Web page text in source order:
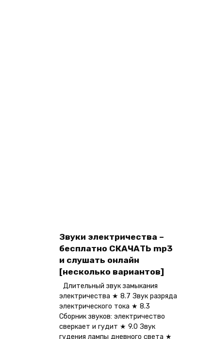
Звуки электричества –
бесплатно СКАЧАТЬ mp3
и слушать онлайн
[несколько вариантов]
Длительный звук замыкания
электричества ★ 8.7 Звук разряда
электрического тока ★ 8.3
Сборник звуков: электричество
сверкает и гудит ★ 9.0 Звук
гудения лампы дневного света ★